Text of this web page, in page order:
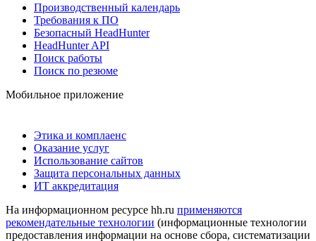
Производственный календарь
Требования к ПО
Безопасный HeadHunter
HeadHunter API
Поиск работы
Поиск по резюме
Мобильное приложение
Этика и комплаенс
Оказание услуг
Использование сайтов
Защита персональных данных
ИТ аккредитация
На информационном ресурсе hh.ru применяются
рекомендательные технологии (информационные технологии
предоставления информации на основе сбора, систематизации